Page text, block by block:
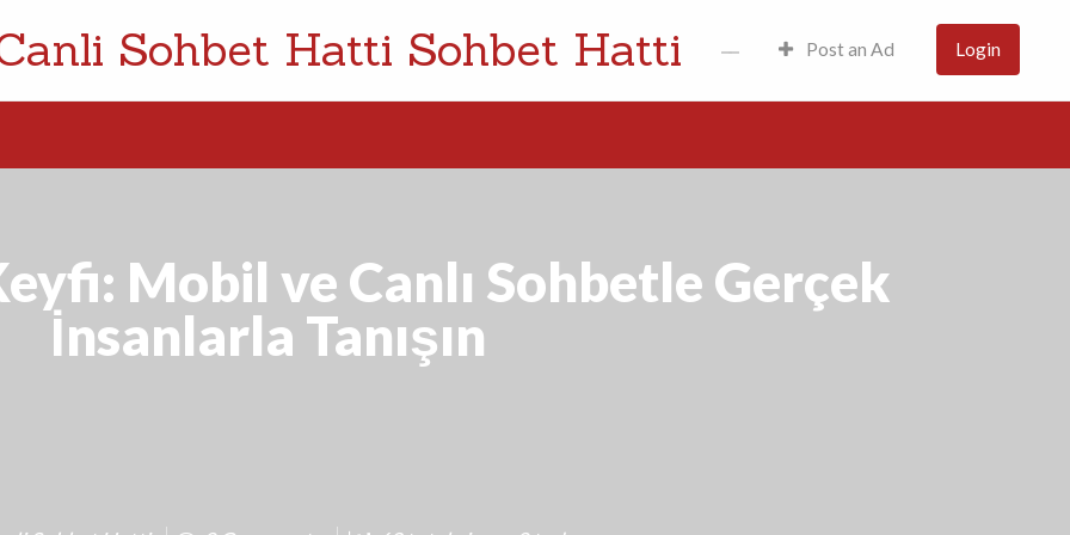
Sohbet Hatti Sohbet Hatti Post an Ad Login
Mobil ve Canlı Sohbetle Gerçek
İnsanlarla Tanışın